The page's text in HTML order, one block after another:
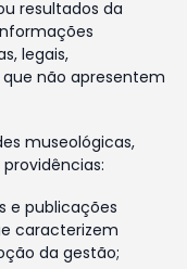
resultados da
legais,
não apresentem
museológicas,
e publicações
caracterizem
da gestão;